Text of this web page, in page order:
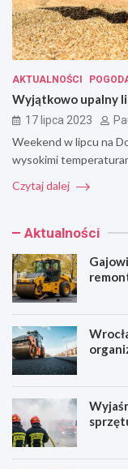
AKTUALNOŚCI
Wyjątkowo upalny
17 lipca 2023
Weekend w lipcu na
wysokimi
Czytaj dalej
Aktualności